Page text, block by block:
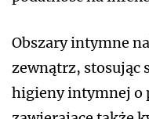
Obszary intymne
zewnątrz, stosując
higieny intymnej o